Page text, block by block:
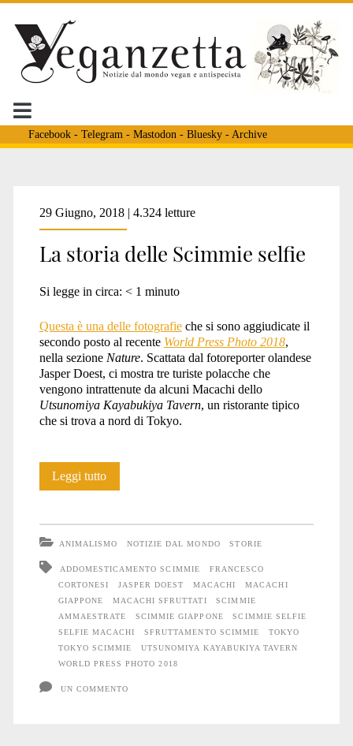
Facebook- Telegram - Mastodon - Bluesky- Archive
Tag:
<span>macachi
giappone</span>
29 Giugno, 2018 | 4.324 letture
La storia delle Scimmie selfie
Si legge in circa: < 1 minuto
Questa è una delle fotografieche si sono aggiudicate il
secondo posto al recente World Press Photo 2018,
nella sezione Nature. Scattata dal fotoreporter olandese
Jasper Doest, ci mostra tre turiste polacche che
vengono intrattenute da alcuni Macachi dello
Utsunomiya Kayabukiya Tavern, un ristorante tipico
che si trova a nord di Tokyo.
Leggi tuttoLa
selfie
ANIMALISMO NOTIZIE DAL MONDO STORIE
ADDOMESTICAMENTO SCIMMIE
FRANCESCO
CORTONESI
JASPER DOEST MACACHI
MACACHI
GIAPPONE
MACACHI SFRUTTATI
SCIMMIE
AMMAESTRATE
SCIMMIE GIAPPONE
SCIMMIE SELFIE
SELFIE MACACHI
SFRUTTAMENTO SCIMMIE
TOKYO
TOKYO SCIMMIE
UTSUNOMIYA KAYABUKIYA TAVERN
WORLD PRESS PHOTO 2018
UN COMMENTO